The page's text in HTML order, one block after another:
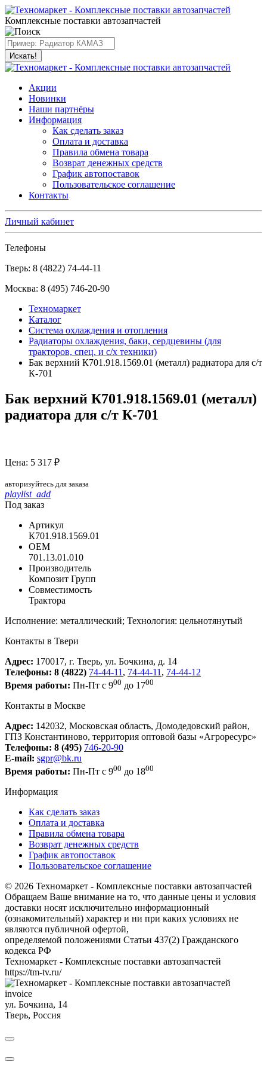
Комплексные поставки автозапчастей
Искать!
Акции
Новинки
Наши партнёры
Информация
Как сделать заказ
Оплата и доставка
Правила обмена товара
Возврат денежных средств
График автопоставок
Пользовательское соглашение
Контакты
Личный кабинет
Телефоны
Тверь: 8 (4822) 74-44-11
Москва: 8 (495) 746-20-90
Техномаркет
Каталог
Система охлаждения и отопления
Радиаторы охлаждения, баки, сердцевины (для
тракторов, спец. и с/х техники)
Бак верхний К701.918.1569.01 (металл) радиатора для с/т
К-701
Бак верхний К701.918.1569.01 (металл)
радиатора для с/т К-701
Цена: 5 317 ₽
авторизуйтесь для заказа
playlist_add
Под заказ
Артикул
К701.918.1569.01
ОЕМ
701.13.01.010
Производитель
Композит Групп
Совместимость
Трактора
Исполнение: металлический; Технология: цельнотянутый
Контакты в Твери
Адрес: 170017, г. Тверь, ул. Бочкина, д. 14
Телефоны: 8 (4822) 74-44-11 , 74-44-11 , 74-44-12
Время работы: Пн-Пт с 900 до 1700
Контакты в Москве
Адрес: 142032, Московская область, Домодедовский район,
ГПЗ Константиново, территория оптовой базы «Агроресурс»
Телефоны: 8 (495) 746-20-90
E-mail: sgpr@bk.ru
Время работы: Пн-Пт с 900 до 1800
Информация
Как сделать заказ
Оплата и доставка
Правила обмена товара
Возврат денежных средств
График автопоставок
Пользовательское соглашение
© 2026 Техномаркет - Комплексные поставки автозапчастей
Обращаем Ваше внимание на то, что данные цены и условия
доставки носят исключительно информационный
(ознакомительный) характер и ни при каких условиях не
являются публичной офертой,
определяемой положениями Статьи 437(2) Гражданского
кодекса РФ
Техномаркет - Комплексные поставки автозапчастей
https://tm-tv.ru/
invoice
ул. Бочкина, 14
Тверь, Россия